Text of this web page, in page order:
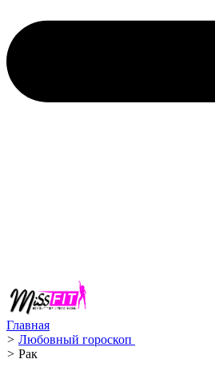
Главная
> Любовный гороскоп ️
> Рак ️